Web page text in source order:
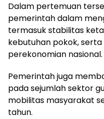
Dalam pertemuan
pemerintah dalam
termasuk stabilitas
kebutuhan pokok,
perekonomian nasional.
Pemerintah juga
pada sejumlah sektor
mobilitas masyarakat
tahun.